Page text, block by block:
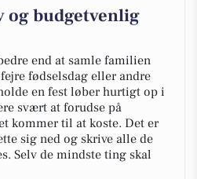
og budgetvenlig
end at samle familien
fødselsdag eller andre
en fest løber hurtigt op i
svært at forudse på
kommer til at koste. Det er
sig ned og skrive alle de
Selv de mindste ting skal